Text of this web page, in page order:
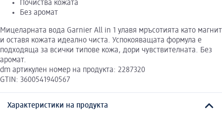
Почиства кожата
Без аромат
Мицеларната вода Garnier All in 1 улавя мръсотията като магнит
и оставя кожата идеално чиста. Успокояващата формула е
подходяща за всички типове кожа, дори чувствителната. Без
аромат.
dm артикулен номер на продукта: 2287320
GTIN: 3600541940567
Характеристики на продукта